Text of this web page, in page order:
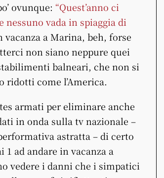
ovunque: “Quest’anno ci
vada in spiaggia di
a Marina, beh, forse
non siano neppure quei
balneari, che non si
ridotti come l’America.
armati per eliminare anche
in onda sulla tv nazionale –
astratta – di certo
ad andare in vacanza a
vedere i danni che i simpatici